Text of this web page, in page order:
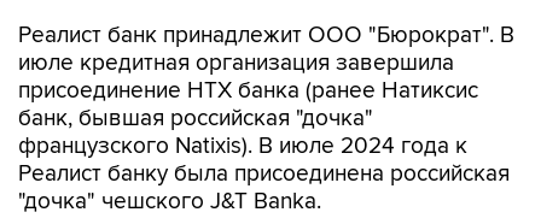
Реалист банк принадлежит ООО "Бюрократ". В
июле кредитная организация завершила
присоединение НТХ банка (ранее Натиксис
банк, бывшая российская "дочка"
французского Natixis). В июле 2024 года к
Реалист банку была присоединена российская
"дочка" чешского J&T Banka.